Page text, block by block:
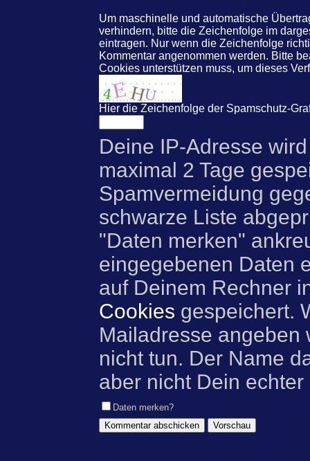
Um maschinelle und automatische
verhindern, bitte die Zeichenfolge im
eintragen. Nur wenn die Zeichenfolge
Kommentar angenommen werden. Bitte
Cookies unterstützen muss, um dieses
Hier die Zeichenfolge der Spamschutz-
Deine IP-Adresse
maximal 2 Tage
Spamvermeidung
schwarze Liste
"Daten merken"
eingegebenen Daten
auf Deinem Rechner
Cookies gespeichert.
Mailadresse angeben
nicht tun. Der Name
aber nicht Dein
Daten merken?